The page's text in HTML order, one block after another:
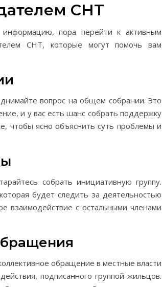
СНТ
пора перейти к активным
СНТ, которые могут помочь вам
вопрос на общем собрании. Это
и у вас есть шанс собрать поддержку
чтобы ясно объяснить суть проблемы и
собрать инициативную группу.
будет следить за деятельностью
взаимодействие с остальными членами
обращение в местные власти
подписанного группой жильцов.